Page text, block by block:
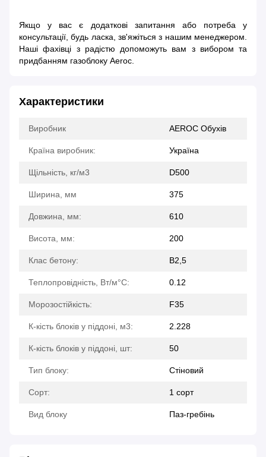
Якщо у вас є додаткові запитання або потреба у
консультації, будь ласка, зв'яжіться з нашим менеджером.
Наші фахівці з радістю допоможуть вам з вибором та
придбанням газоблоку Aeroc.
Характеристики
Виробник AEROC Обухів
Країна виробник: Україна
Щільність, кг/м3 D500
Ширина, мм 375
Довжина, мм: 610
Висота, мм: 200
Клас бетону: B2,5
Теплопровідність, Вт/м°С: 0.12
Морозостійкість: F35
К-кість блоків у піддоні, м3: 2.228
К-кість блоків у піддоні, шт: 50
Тип блоку: Стіновий
Сорт: 1 сорт
Вид блоку Паз-гребінь